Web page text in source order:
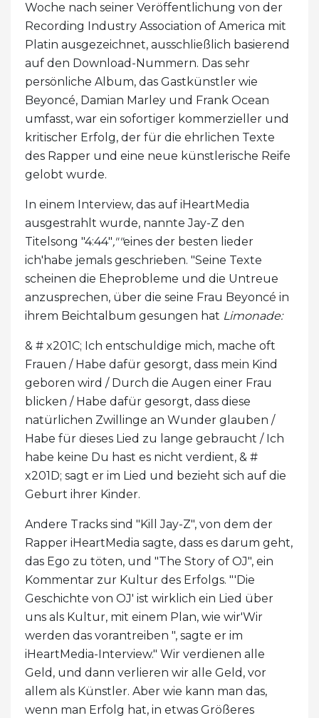
Woche nach seiner Veröffentlichung von der
Recording Industry Association of America mit
Platin ausgezeichnet, ausschließlich basierend
auf den Download-Nummern. Das sehr
persönliche Album, das Gastkünstler wie
Beyoncé, Damian Marley und Frank Ocean
umfasst, war ein sofortiger kommerzieller und
kritischer Erfolg, der für die ehrlichen Texte
des Rapper und eine neue künstlerische Reife
gelobt wurde.
In einem Interview, das auf iHeartMedia
ausgestrahlt wurde, nannte Jay-Z den
Titelsong "4:44",""eines der besten lieder
ich'habe jemals geschrieben. "Seine Texte
scheinen die Eheprobleme und die Untreue
anzusprechen, über die seine Frau Beyoncé in
ihrem Beichtalbum gesungen hat Limonade:
& # x201C; Ich entschuldige mich, mache oft
Frauen / Habe dafür gesorgt, dass mein Kind
geboren wird / Durch die Augen einer Frau
blicken / Habe dafür gesorgt, dass diese
natürlichen Zwillinge an Wunder glauben /
Habe für dieses Lied zu lange gebraucht / Ich
habe keine Du hast es nicht verdient, & #
x201D; sagt er im Lied und bezieht sich auf die
Geburt ihrer Kinder.
Andere Tracks sind "Kill Jay-Z", von dem der
Rapper iHeartMedia sagte, dass es darum geht,
das Ego zu töten, und "The Story of OJ", ein
Kommentar zur Kultur des Erfolgs. "'Die
Geschichte von OJ' ist wirklich ein Lied über
uns als Kultur, mit einem Plan, wie wir'Wir
werden das vorantreiben ", sagte er im
iHeartMedia-Interview." Wir verdienen alle
Geld, und dann verlieren wir alle Geld, vor
allem als Künstler. Aber wie kann man das,
wenn man Erfolg hat, in etwas Größeres